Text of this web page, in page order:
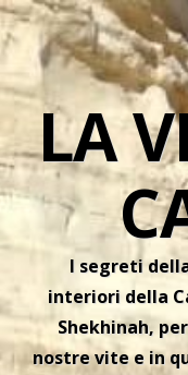
LA
I segreti
interiori della
Shekhinah,
nostre vite e in